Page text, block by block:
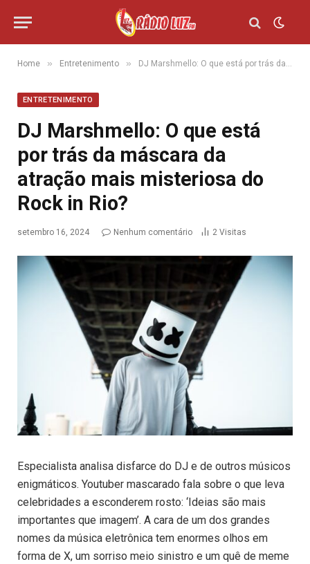
Home » Entretenimento » DJ Marshmello: O que está por trás da máscara da atração mais misteriosa do Rock in Rio?
ENTRETENIMENTO
DJ Marshmello: O que está
por trás da máscara da
atração mais misteriosa do
Rock in Rio?
setembro 16, 2024 Nenhum comentário 2 Visitas
Especialista analisa disfarce do DJ e de outros músicos
enigmáticos. Youtuber mascarado fala sobre o que leva
celebridades a esconderem rosto: ‘Ideias são mais
importantes que imagem’. A cara de um dos grandes
nomes da música eletrônica tem enormes olhos em
forma de X, um sorriso meio sinistro e um quê de meme